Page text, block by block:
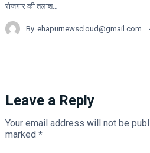
रोजगार की तलाश…
By ehapurnewscloud@gmail.com
Leave a Reply
Your email address will not be
marked *